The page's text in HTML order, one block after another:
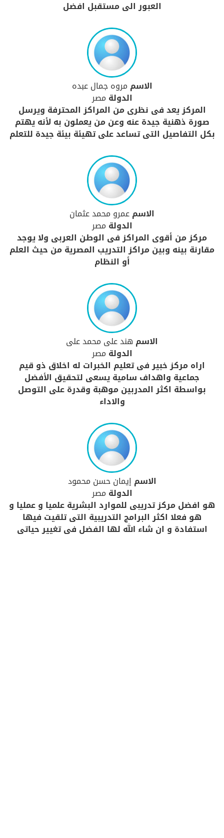
العبور الى مستقبل افضل
الاسم مروه جمال عبده
الدولة مصر
المركز يعد فى نظرى من المراكز المحترفة ويرسل
صورة ذهنية جيدة عنه وعن من يعملون به لأنه يهتم
بكل التفاصيل التى تساعد على تهيئة بيئة جيدة للتعلم
الاسمعمرو محمد عثمان
الدولة مصر
مركز من أقوى المراكز فى الوطن العربى ولا يوجد
مقارنة بينه وبين مراكز التدريب المصرية من حيث العلم
أو النظام
الاسم هند على محمد على
الدولة مصر
اراه مركز خبير فى تعليم الخبرات له اخلاق ذو قيم
جماعية واهداف سامية يسعى لتحقيق الأفضل
بواسطة اكثر المدربين موهبة وقدرة على التوصل
والاداء
الاسم إيمان حسن محمود
الدولة مصر
هو افضل مركز تدريبى للموارد البشرية علميا و عمليا و
هو فعلا اكثر البرامج التدريبية التى تلقيت فيها
استفادة و ان شاء الله لها الفضل فى تغيير حياتى